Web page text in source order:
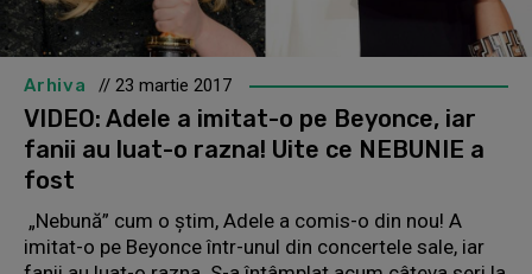
Arhiva // 23 martie 2017
VIDEO: Adele a imitat-o pe Beyonce, iar
fanii au luat-o razna! Uite ce NEBUNIE a
fost
„Nebună” cum o ştim, Adele a comis-o din nou! A
imitat-o pe Beyonce într-unul din concertele sale, iar